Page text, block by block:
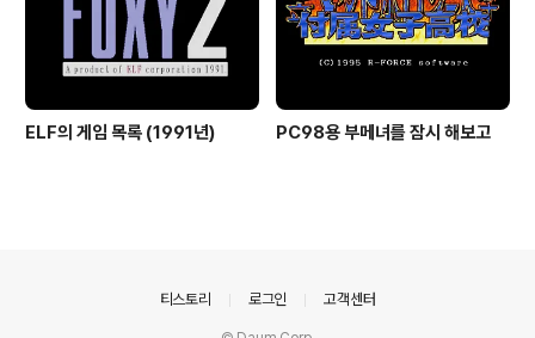
ELF의 게임 목록 (1991년) PC98용 부메녀를 잠시 해보고
티스토리 로그인 고객센터